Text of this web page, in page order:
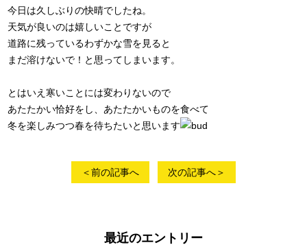
今日は久しぶりの快晴でしたね。
天気が良いのは嬉しいことですが
道路に残っているわずかな雪を見ると
まだ溶けないで！と思ってしまいます。
とはいえ寒いことには変わりないので
あたたかい恰好をし、あたたかいものを食べて
冬を楽しみつつ春を待ちたいと思います
＜前の記事へ 次の記事へ＞
最近のエントリー